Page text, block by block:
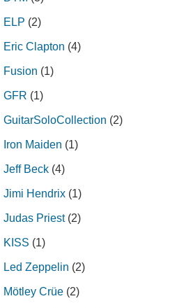
ELP (2)
Eric Clapton (4)
Fusion (1)
GFR (1)
GuitarSoloCollection (2)
Iron Maiden (1)
Jeff Beck (4)
Jimi Hendrix (1)
Judas Priest(2)
KISS (1)
Led Zeppelin (2)
Mötley Crüe (2)